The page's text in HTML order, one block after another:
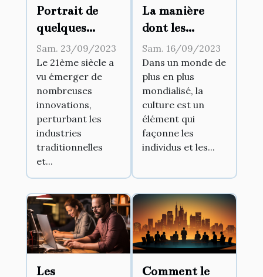
Portrait de
quelques
pionniers
d'affaires
ayant marqué
le 21ème siècle
Sam. 23/09/2023
Le 21ème siècle a
vu émerger de
nombreuses
innovations,
perturbant les
industries
traditionnelles
et...
La manière
dont les
tendances
culturelles
influencent la
gestion
d'entreprise
Sam. 16/09/2023
Dans un monde de
plus en plus
mondialisé, la
culture est un
élément qui
façonne les
individus et les...
Les Comment le